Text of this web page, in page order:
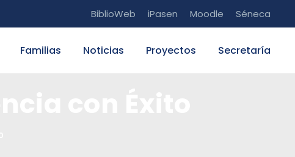
BiblioWeb iPasen Moodle Séneca
Familias Noticias Proyectos Secretaría